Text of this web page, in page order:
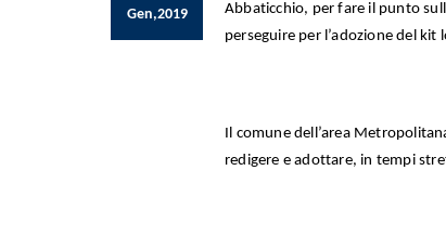
Gen,2019
Abbaticchio, per fare il punto
perseguire per l’adozione del kit
Il comune dell’area
redigere e adottare, in tempi